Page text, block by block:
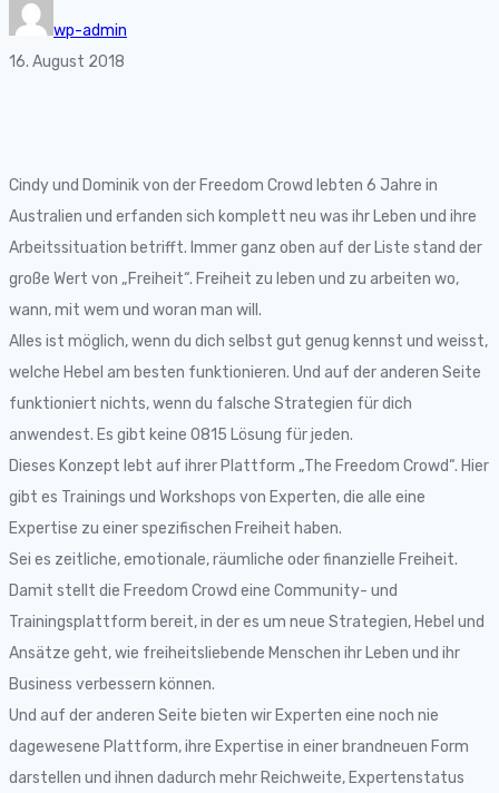
wp-admin
16. August 2018
Cindy und Dominik von der Freedom Crowd lebten 6 Jahre in
Australien und erfanden sich komplett neu was ihr Leben und ihre
Arbeitssituation betrifft. Immer ganz oben auf der Liste stand der
große Wert von „Freiheit“. Freiheit zu leben und zu arbeiten wo,
wann, mit wem und woran man will.
Alles ist möglich, wenn du dich selbst gut genug kennst und weisst,
welche Hebel am besten funktionieren. Und auf der anderen Seite
funktioniert nichts, wenn du falsche Strategien für dich
anwendest. Es gibt keine 0815 Lösung für jeden.
Dieses Konzept lebt auf ihrer Plattform „The Freedom Crowd“. Hier
gibt es Trainings und Workshops von Experten, die alle eine
Expertise zu einer spezifischen Freiheit haben.
Sei es zeitliche, emotionale, räumliche oder finanzielle Freiheit.
Damit stellt die Freedom Crowd eine Community- und
Trainingsplattform bereit, in der es um neue Strategien, Hebel und
Ansätze geht, wie freiheitsliebende Menschen ihr Leben und ihr
Business verbessern können.
Und auf der anderen Seite bieten wir Experten eine noch nie
dagewesene Plattform, ihre Expertise in einer brandneuen Form
darstellen und ihnen dadurch mehr Reichweite, Expertenstatus